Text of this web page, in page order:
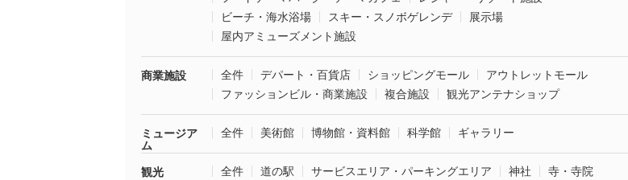
ビーチ・海水浴場
スキー・スノボゲレンデ
展示場
屋内アミューズメント施設
商業施設 全件 デパート・百貨店 ショッピングモール
アウトレットモール
ファッションビル・商業施設
複合施設 観光アンテナショップ
ミュージア
ム
全件 美術館 博物館・資料館 科学館 ギャラリー
観光 全件 道の駅 サービスエリア・パーキングエリア 神社
寺・寺院